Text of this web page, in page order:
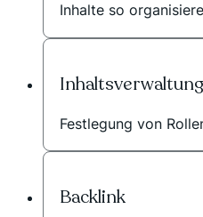
Inhalte so
Inhaltsverwaltung
Festlegung von
Backlink